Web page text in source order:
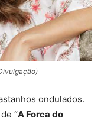
ondulados.
“A Força do